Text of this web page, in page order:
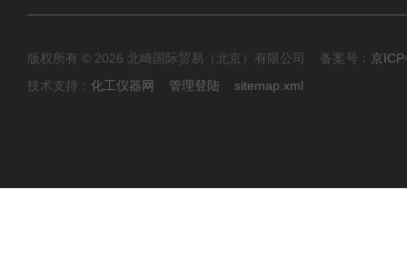
版权所有 © 2026 北崎国际贸易（北京）有限公司 备案号： 京
技术支持： 化工仪器网 管理登陆 sitemap.xml